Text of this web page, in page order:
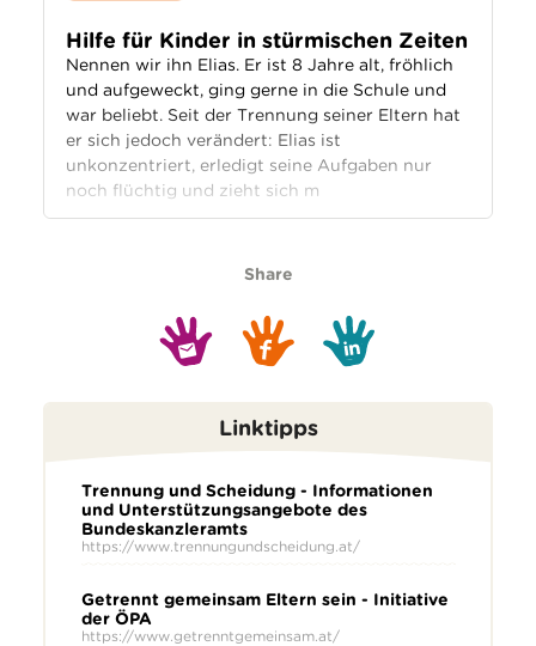
Hilfe für Kinder in stürmischen Zeiten
Nennen wir ihn Elias. Er ist 8 Jahre alt, fröhlich
und aufgeweckt, ging gerne in die Schule und
war beliebt. Seit der Trennung seiner Eltern hat
er sich jedoch verändert: Elias ist
unkonzentriert, erledigt seine Aufgaben nur
noch flüchtig und zieht sich m
Share
Linktipps
Trennung und Scheidung - Informationen
und Unterstützungsangebote des
Bundeskanzleramts
https://www.trennungundscheidung.at/
Getrennt gemeinsam Eltern sein - Initiative
der ÖPA
https://www.getrenntgemeinsam.at/